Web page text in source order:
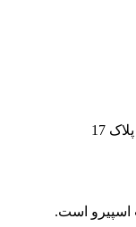
17
است.